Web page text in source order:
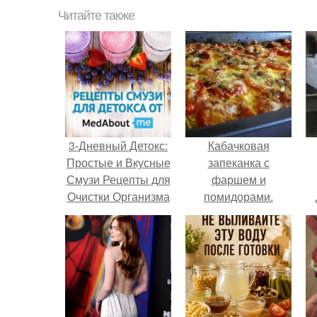
Читайте также
3-Дневный Детокс:
Простые и Вкусные
Смузи Рецепты для
Очистки Организма
в Домашних
Условиях
Кабачковая
запеканка с
фаршем и
помидорами.